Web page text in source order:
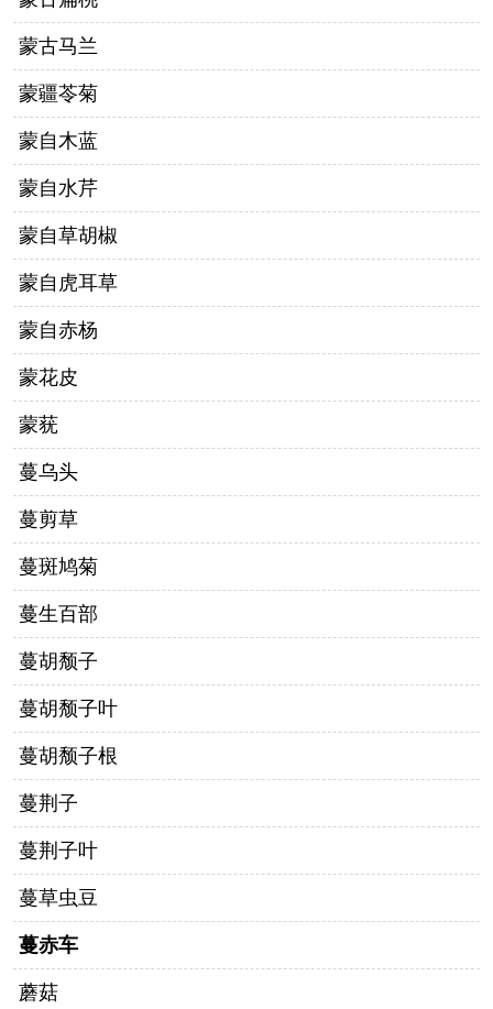
蒙古马兰
蒙疆苓菊
蒙自木蓝
蒙自水芹
蒙自草胡椒
蒙自虎耳草
蒙自赤杨
蒙花皮
蒙莸
蔓乌头
蔓剪草
蔓斑鸠菊
蔓生百部
蔓胡颓子
蔓胡颓子叶
蔓胡颓子根
蔓荆子
蔓荆子叶
蔓草虫豆
蔓赤车
蘑菇